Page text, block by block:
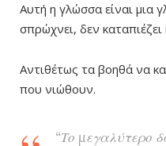
Αυτή η γλώσσα είναι μια
σπρώχνει, δεν καταπιέζει
Αντιθέτως τα βοηθά να
που νιώθουν.
“Το μεγαλύτερο